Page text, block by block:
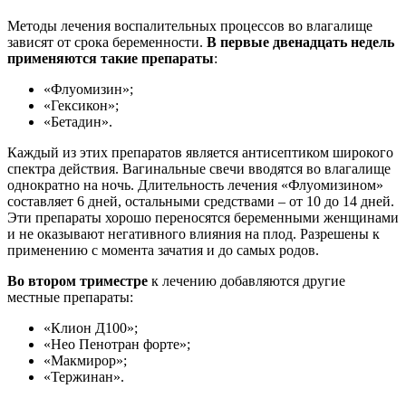
Методы лечения воспалительных процессов во влагалище
зависят от срока беременности. В первые двенадцать недель
применяются такие препараты:
«Флуомизин»;
«Гексикон»;
«Бетадин».
Каждый из этих препаратов является антисептиком широкого
спектра действия. Вагинальные свечи вводятся во влагалище
однократно на ночь. Длительность лечения «Флуомизином»
составляет 6 дней, остальными средствами – от 10 до 14 дней.
Эти препараты хорошо переносятся беременными женщинами
и не оказывают негативного влияния на плод. Разрешены к
применению с момента зачатия и до самых родов.
Во втором триместре к лечению добавляются другие
местные препараты:
«Клион Д100»;
«Нео Пенотран форте»;
«Макмирор»;
«Тержинан».